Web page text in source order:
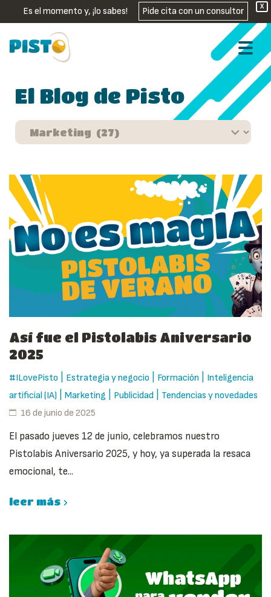
X
Es el momento y, ¡lo sabes! Pide cita con un consultor
El Blog de Pisto
Así fue el Pistolabis Aniversario
2025
#ILovePisto Estrategia y negocio Formación
Inteligencia
artificial (IA)
Marketing Publicidad
Tendencias y novedades
16 de junio de 2025
El pasado jueves 12 de junio, celebramos nuestro
Pistolabis Aniversario 2025, y hoy, ya superada la resaca
emocional, te...
leer más